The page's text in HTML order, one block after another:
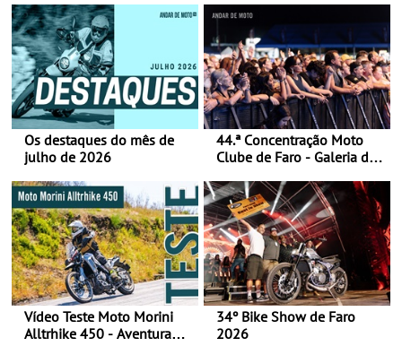
Os destaques do mês de
julho de 2026
44.ª Concentração Moto
Clube de Faro - Galeria de
Vídeo Teste Moto Morini
Alltrhike 450 - Aventura
34º Bike Show de Faro
2026